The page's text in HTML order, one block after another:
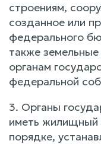
строениям,
созданное или
федерального
также
органам
федеральной
3. Органы
иметь
порядке,